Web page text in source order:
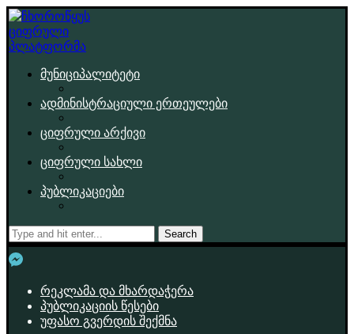
მუნიციპალიტეტი
ადმინისტრაციული ერთეულები
ციფრული არქივი
ციფრული სახლი
პუბლიკაციები
Search
რეკლამა და მხარდაჭერა
პუბლიკაციის წესები
უფასო გვერდის შექმნა